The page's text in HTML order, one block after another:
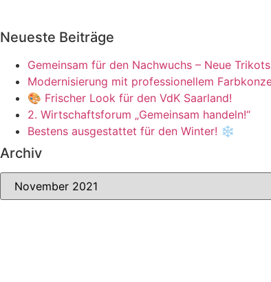
Neueste Beiträge
Gemeinsam für den Nachwuchs – Neue
Modernisierung mit professionellem
🎨 Frischer Look für den VdK Saarland!
2. Wirtschaftsforum „Gemeinsam handeln!“
Bestens ausgestattet für den Winter! ❄️
Archiv